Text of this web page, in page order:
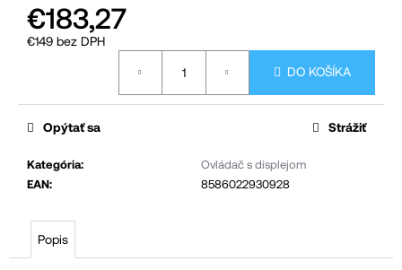
€183,27
€149 bez DPH
DO KOŠÍKA
Kategória:
Ovládač s displejom
EAN: 8586022930928
Opýtať sa Strážiť
Popis